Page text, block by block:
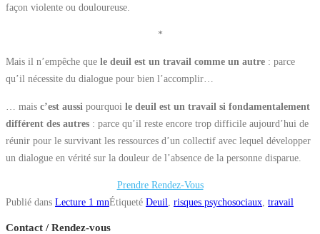
façon violente ou douloureuse.
*
Mais il n’empêche que le deuil est un travail comme un autre : parce
qu’il nécessite du dialogue pour bien l’accomplir…
… mais c’est aussi pourquoi le deuil est un travail si fondamentalement
différent des autres : parce qu’il reste encore trop difficile aujourd’hui de
réunir pour le survivant les ressources d’un collectif avec lequel développer
un dialogue en vérité sur la douleur de l’absence de la personne disparue.
Prendre Rendez-Vous
Publié dans Lecture 1 mnÉtiqueté Deuil risques psychosociaux travail
Contact / Rendez-vous